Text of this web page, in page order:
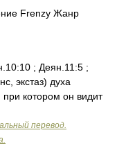
Frenzy Жанр
; Деян.11:5 ;
экстаз) духа
котором он видит
перевод.